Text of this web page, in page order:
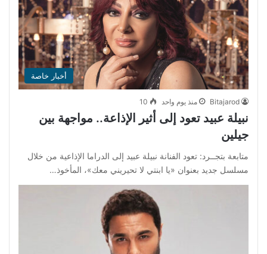
أخبار خاصة
Bitajarod منذ يوم واحد 10
نبيلة عبيد تعود إلى أثير الإذاعة.. مواجهة بين
جيلين
متابعة بتجــرد: تعود الفنانة نبيلة عبيد إلى الدراما الإذاعية من خلال
مسلسل جديد بعنوان «يا ابنتي لا تحيريني معك»، المأخوذ…